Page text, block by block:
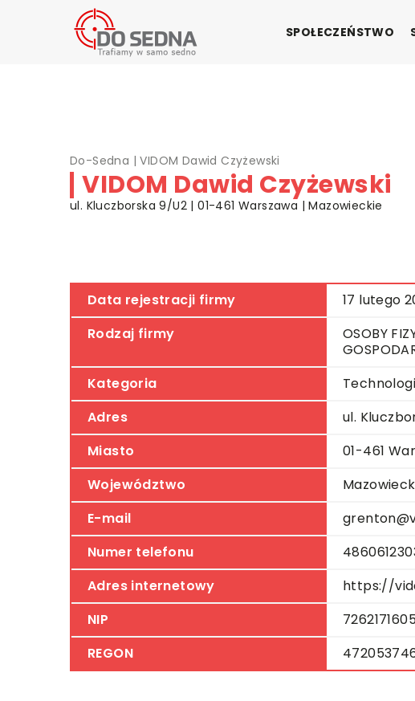
SPOŁECZEŃSTWO
Do-Sedna |VIDOM Dawid Czyżewski
VIDOM Dawid Czyżewski
ul. Kluczborska 9/U2 | 01-461 Warszawa | Mazowieckie
Data rejestracji firmy
17 lutego
Rodzaj firmy
OSOBY
Kategoria
Adres
ul.
Miasto
01-461
Województwo
E-mail
Numer telefonu
Adres internetowy
https://
NIP
REGON